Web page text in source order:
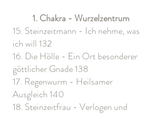
1. Chakra - Wurzelzentrum
15. Steinzeitmann - Ich nehme, was
ich will 132
16. Die Hölle - Ein Ort besonderer
göttlicher Gnade 138
17. Regenwurm - Heilsamer
Ausgleich 140
18. Steinzeitfrau - Verlogen und